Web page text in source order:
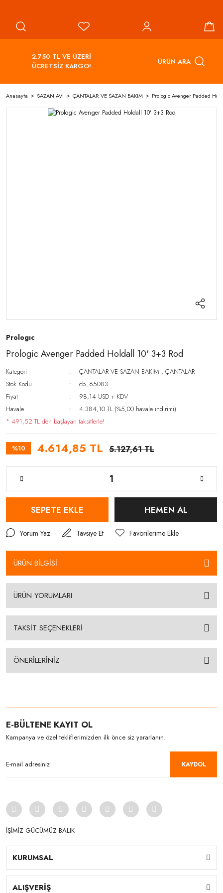
2.750 TL VE ÜZERİ
ÜCRETSİZ KARGO!
ÜRÜN ARA
Anasayfa SAZAN AVI ÇANTALAR VE SAZAN BAKIM Prologic Avenger Padded
Prologıc
Prologic Avenger Padded Holdall 10' 3+3 Rod
Kategori ÇANTALAR VE SAZAN BAKIM ,ÇANTALAR
Stok Kodu
cb_65083
Fiyat
98,14 USD + KDV
Havale
4.384,10 TL (%5,00 havale indirimi)
* 491,52 TL den başlayan taksitlerle!
%10 4.614,85 TL 5.127,61 TL
SEPETE EKLE HEMEN AL
Yorum Yaz Tavsiye Et
ÜRÜN BİLGİSİ
ÜRÜN YORUMLARI
TAKSİT SEÇENEKLERİ
ÖNERİLERİNİZ
E-BÜLTENE KAYIT OL
Kampanya ve özel tekliflerimizden ilk önce siz yararlanın.
KAYDOL
İŞİMİZ GÜCÜMÜZ BALIK
KURUMSAL
ALIŞVERİŞ